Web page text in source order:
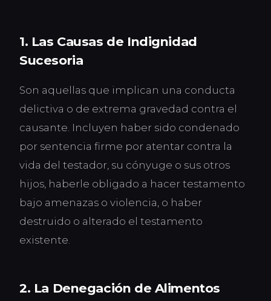
1. Las Causas de Indignidad
Sucesoria
Son aquellas que implican una conducta
delictiva o de extrema gravedad contra el
causante. Incluyen haber sido condenado
por sentencia firme por atentar contra la
vida del testador, su cónyuge o sus otros
hijos, haberle obligado a hacer testamento
bajo amenazas o violencia, o haber
destruido o alterado el testamento
existente.
2. La Denegación de Alimentos